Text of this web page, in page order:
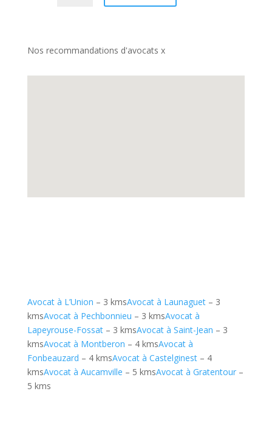
Nos recommandations d'avocats x
Avocat à L’Union – 3 kmsAvocat à Launaguet– 3
kmsAvocat à Pechbonnieu – 3 kmsAvocat à
Lapeyrouse-Fossat– 3 kmsAvocat à Saint-Jean – 3
kmsAvocat à Montberon – 4 kmsAvocat à
Fonbeauzard – 4 kmsAvocat à Castelginest– 4
kmsAvocat à Aucamville – 5 kmsAvocat à Gratentour–
5 kms